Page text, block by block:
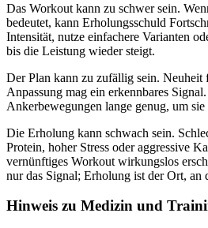
Das Workout kann zu schwer sein.
bedeutet, kann Erholungsschuld
Intensität, nutze einfachere Varianten
bis die Leistung wieder steigt.
Der Plan kann zu zufällig sein. Neuheit
Anpassung mag ein erkennbares
Ankerbewegungen lange genug, um sie
Die Erholung kann schwach sein.
Protein, hoher Stress oder aggressive
vernünftiges Workout wirkungslos
nur das Signal; Erholung ist der Ort, an
Hinweis zu Medizin und